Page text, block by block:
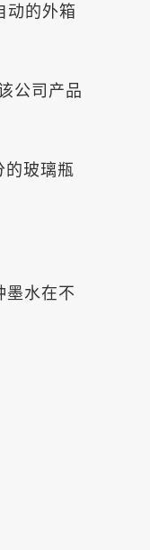
动的外箱
公司产品
的玻璃瓶
墨水在不